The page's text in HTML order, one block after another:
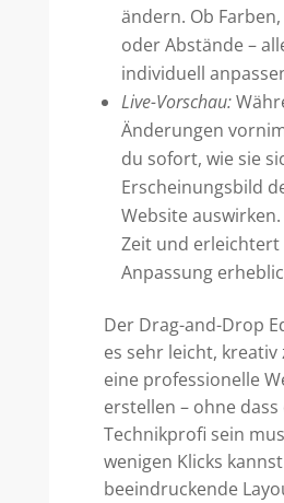
ändern. Ob
oder Abstände –
individuell
Live-Vorschau:
Änderungen
du sofort, wie sie
Erscheinungsbild
Website
Zeit und erleichtert
Anpassung
Der Drag-and-Drop
es sehr leicht, kreativ
eine professionelle
erstellen – ohne dass
Technikprofi sein
wenigen Klicks
beeindruckende